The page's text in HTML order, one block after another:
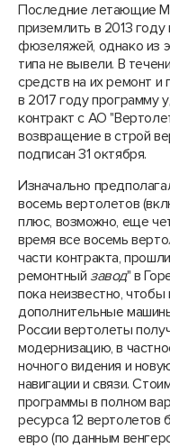
Последние летающие
приземлить в 2013 году
фюзеляжей, однако из
типа не вывели. В
средств на их ремонт
в 2017 году программу
контракт с АО
возвращение в строй
подписан 31 октября.
Изначально
восемь вертолетов
плюс, возможно, еще
время все восемь
части контракта,
ремонтный завод" в
пока неизвестно,
дополнительные
России вертолеты
модернизацию, в
ночного видения и
навигации и связи.
программы в полном
ресурса 12 вертолетов
евро (по данным